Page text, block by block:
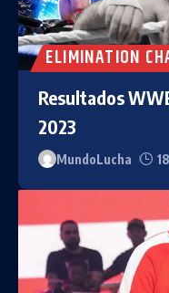
ELIMINATION
Resultados
2023
MundoLucha